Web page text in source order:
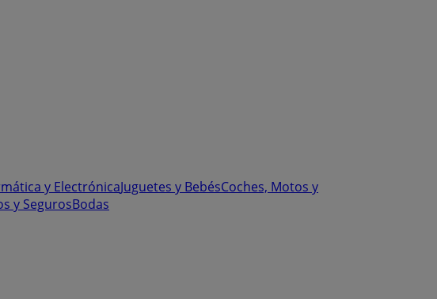
y ElectrónicaJuguetes y BebésCoches, Motos y
y SegurosBodas